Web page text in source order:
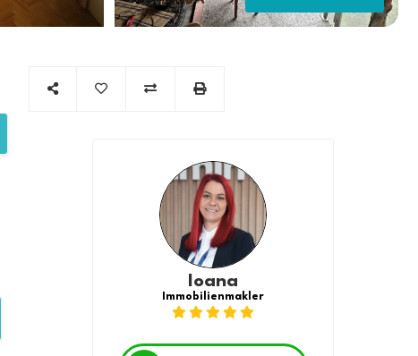
Ioana
Immobilienmakler